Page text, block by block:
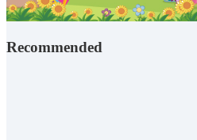
Recommended